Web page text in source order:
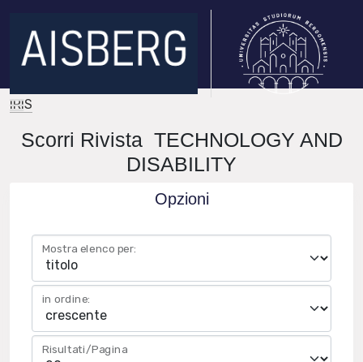
IRIS
Scorri Rivista TECHNOLOGY AND
DISABILITY
Opzioni
Mostra elenco per:
in ordine:
Risultati/Pagina